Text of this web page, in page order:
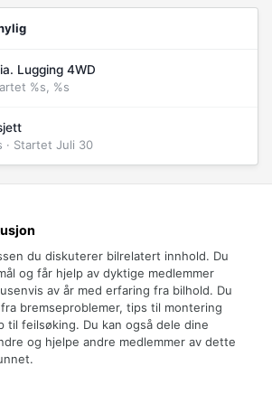
Lugging 4WD
%s, %s
· Startet Juli 30
du diskuterer bilrelatert innhold. Du
og får hjelp av dyktige medlemmer
av år med erfaring fra bilhold. Du
bremseproblemer, tips til montering
til feilsøking. Du kan også dele dine
og hjelpe andre medlemmer av dette